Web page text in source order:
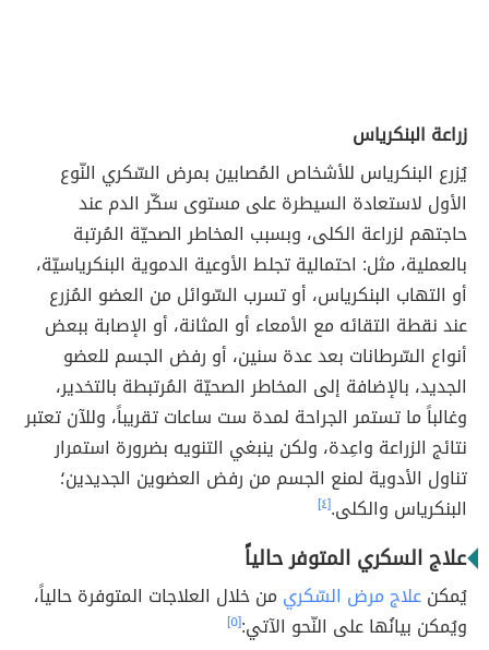
زراعة البنكرياس
يُزرع البنكرياس للأشخاص المُصابين بمرض السّكري النّوع
الأول لاستعادة السيطرة على مستوى سكّر الدم عند
حاجتهم لزراعة الكلى، وبسبب المخاطر الصحيّة المُرتبة
بالعملية، مثل: احتمالية تجلط الأوعية الدموية البنكرياسيّة،
أو التهاب البنكرياس، أو تسرب السّوائل من العضو المُزرع
عند نقطة التقائه مع الأمعاء أو المثانة، أو الإصابة ببعض
أنواع السّرطانات بعد عدة سنين، أو رفض الجسم للعضو
الجديد، بالإضافة إلى المخاطر الصحيّة المُرتبطة بالتخدير،
وغالباً ما تستمر الجراحة لمدة ست ساعات تقريباً، وللآن تعتبر
نتائج الزراعة واعِدة، ولكن ينبغي التنويه بضرورة استمرار
تناول الأدوية لمنع الجسم من رفض العضوين الجديدين؛
البنكرياس والكلى.[٤]
علاج السكري المتوفر حالياً
يُمكنعلاج مرض السّكري من خلال العلاجات المتوفرة حالياً،
ويُمكن بيانُها على النّحو الآتي:[٥]